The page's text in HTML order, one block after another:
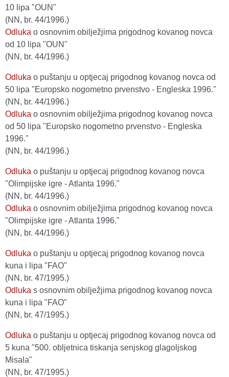
10 lipa "OUN"
(NN, br. 44/1996.)
Odluka o osnovnim obilježjima prigodnog kovanog novca
od 10 lipa "OUN"
(NN, br. 44/1996.)
Odluka o puštanju u optjecaj prigodnog kovanog novca od
50 lipa "Europsko nogometno prvenstvo - Engleska 1996."
(NN, br. 44/1996.)
Odluka o osnovnim obilježjima prigodnog kovanog novca
od 50 lipa "Europsko nogometno prvenstvo - Engleska
1996."
(NN, br. 44/1996.)
Odluka o puštanju u optjecaj prigodnog kovanog novca
"Olimpijske igre - Atlanta 1996."
(NN, br. 44/1996.)
Odluka o osnovnim obilježjima prigodnog kovanog novca
"Olimpijske igre - Atlanta 1996."
(NN, br. 44/1996.)
Odluka o puštanju u optjecaj prigodnog kovanog novca
kuna i lipa "FAO"
(NN, br. 47/1995.)
Odluka s osnovnim obilježjima prigodnog kovanog novca
kuna i lipa "FAO"
(NN, br. 47/1995.)
Odluka o puštanju u optjecaj prigodnog kovanog novca od
5 kuna "500. obljetnica tiskanja senjskog glagoljskog
Misala"
(NN, br. 47/1995.)